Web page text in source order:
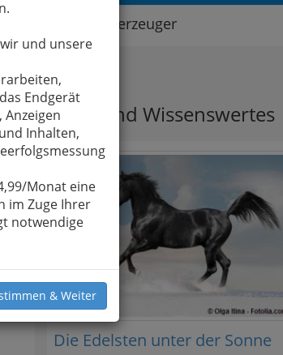
und unsere
Endgerät
Inhalten,
Monat eine
im Zuge Ihrer
notwendige
& Weiter
Speiseölerzeuger
Tipps
News und Wissenswertes
Die Edelsten unter der Sonne